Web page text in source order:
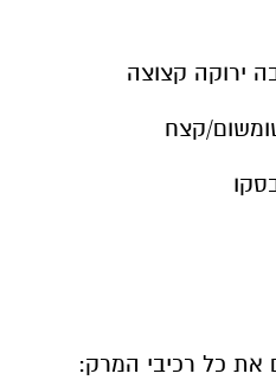
את כל רכיבי המרק: